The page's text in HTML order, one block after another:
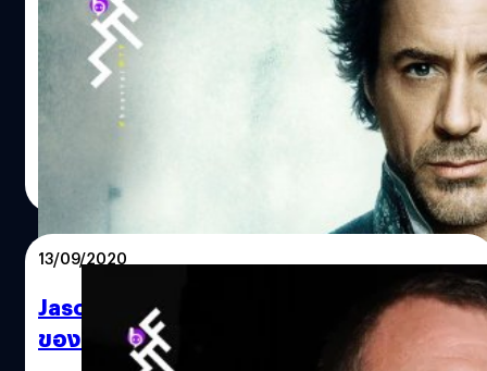
Chess Movie
กันอีกหน
สร้างจักรวาลนักสืบ Sherlock Holmes
Robert Downey Jr. หวังจะกสร้างจักรวาลนักสืบ Sherlock
Holmes
Read More
13/09/2020
Jason Statham กับหนังสายลับ “Five Eyes”
ของ Guy Ritchie จาก Sherlock Holmes